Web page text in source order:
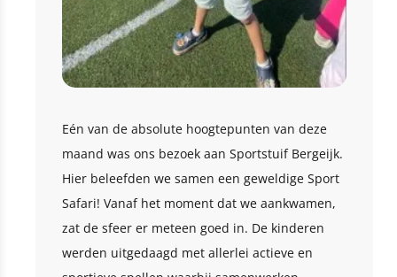
Eén van de absolute hoogtepunten van deze
maand was ons bezoek aan Sportstuif Bergeijk.
Hier beleefden we samen een geweldige Sport
Safari! Vanaf het moment dat we aankwamen,
zat de sfeer er meteen goed in. De kinderen
werden uitgedaagd met allerlei actieve en